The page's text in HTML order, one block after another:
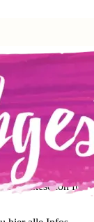
so
Mal bei mir
sondern auch
Dankeschön für